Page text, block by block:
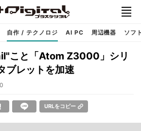
自作 / テクノロジ AI PC 周辺機器 ソフ
こと「Atom Z3000」シリ
ブレットを加速
URLをコピー